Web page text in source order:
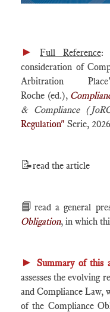
►Full Reference
consideration of
Arbitration
Roche (ed.),
& Compliance
Regulation" Serie,
📝read the article
📘read a general
Obligation, in which
► Summary of this
assesses the evolving
and Compliance Law,
of the Compliance